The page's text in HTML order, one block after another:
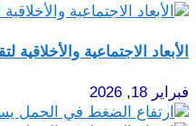
الأبعاد الاجتماعية
فبراير 18, 2026